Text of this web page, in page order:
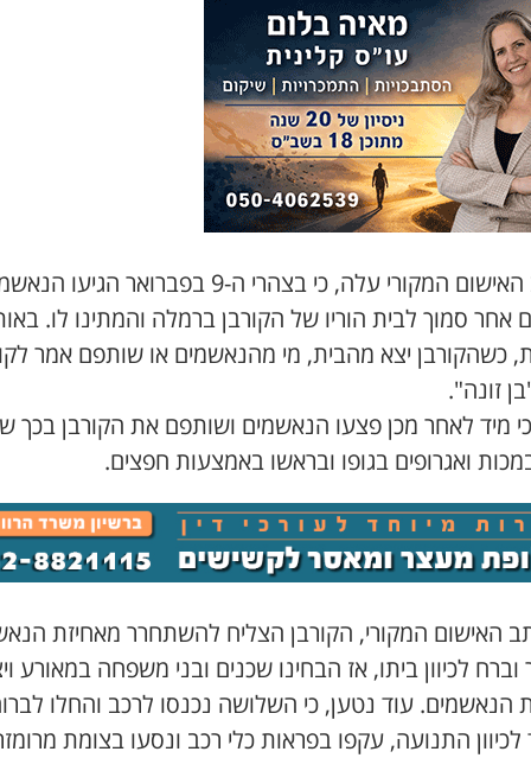
מכתב האישום המקורי עלה, כי בצהרי ה-9 בפברואר הגיעו
אחר סמוך לבית הוריו של הקורבן ברמלה והמתינו לו.
כשהקורבן יצא מהבית, מי מהנאשמים או שותפם אמר
זונה".
מיד לאחר מכן פצעו הנאשמים ושותפם את הקורבן בכך
ואגרופים בגופו ובראשו באמצעות חפצים.
האישום המקורי, הקורבן הצליח להשתחרר מאחיזת
וברח לכיוון ביתו, אז הבחינו שכנים ובני משפחה במאורע
הנאשמים. עוד נטען, כי השלושה נכנסו לרכב והחלו
לכיוון התנועה, עקפו בפראות כלי רכב ונסעו בצומת